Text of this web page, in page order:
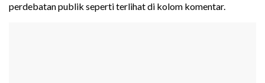
perdebatan publik seperti terlihat di kolom komentar.